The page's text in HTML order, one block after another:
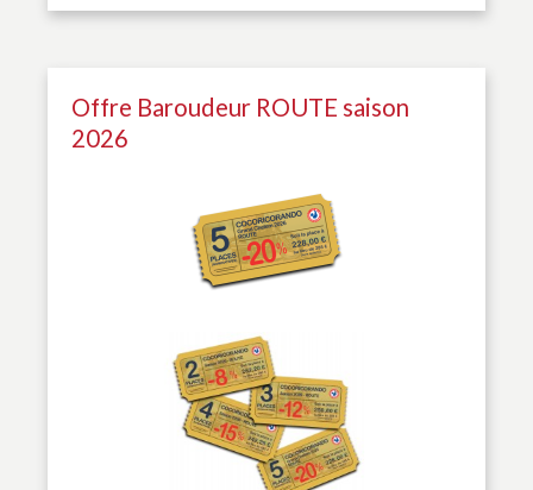
Offre Baroudeur ROUTE saison
2026